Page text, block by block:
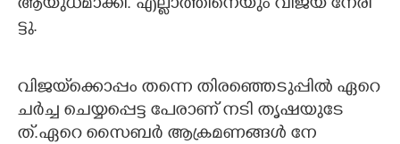
ആ​യു​ധ​മാ​ക്കി.​ ​എ​ല്ലാ​ത്തി​നെ​യും ​വി​ജ​യ് ​നേ​രി​
ട്ടു.
​വി​ജ​യ്‌​ക്കൊ​പ്പം​ ​ത​ന്നെ​ ​തി​ര​ഞ്ഞെ​ടു​പ്പി​ൽ​ ​ഏ​റെ​
​ച​ർ​ച്ച​ ​ചെ​യ്യ​പ്പെ​ട്ട​ ​പേ​രാ​ണ് ​ന​ടി​ ​തൃ​ഷ​യു​ടേ​
ത്.ഏ​റെ​ ​സൈ​ബ​ർ​ ​ആ​ക്ര​മ​ണ​ങ്ങ​ൾ​ ​നേ​